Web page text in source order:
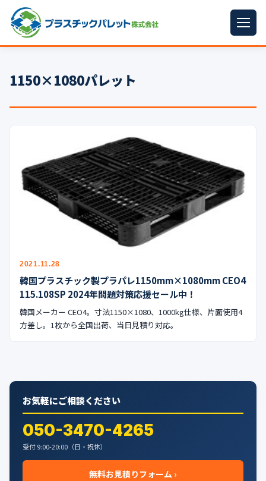
パレットサイズ
プラパレット ▼
中古パレット
再生原料
公式ブログ
1150×1080パレット
2021.11.28
韓国プラスチック製プラパレ1150mm×1080mm CEO4
115.108SP 2024年問題対策応援セール中！
韓国メーカー CEO4。寸法1150×1080、1000kg仕様、片面使用4
方差し。1枚から全国出荷、当日見積り対応。
お気軽にご相談ください
050-3470-4265
受付 9:00-20:00（日・祝休）
無料お見積りフォーム ›